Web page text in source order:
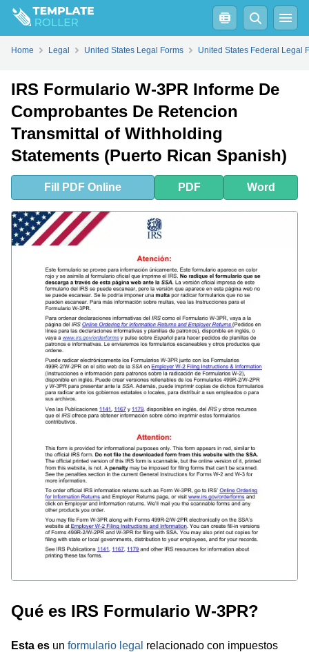
FillPDFOnline Word
Home Legal United States Legal Forms United States Federal Legal
IRS Formulario W-3PR Informe De
Comprobantes De Retencion
Transmittal of Withholding
Statements (Puerto Rican Spanish)
Fill PDF Online PDF Word
Qué es IRS Formulario W-3PR?
Esta es un formulario legal relacionado con impuestos